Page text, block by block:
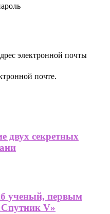
электронной почты
почте.
двух секретных
ученый, первым
V»